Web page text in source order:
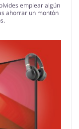
emplear algún
ahorrar un montón